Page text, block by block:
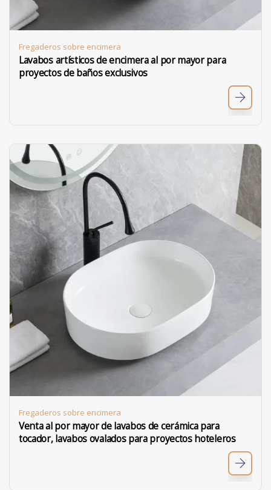
Fregaderos sobre encimera
Lavabos artísticos de encimera al por mayor para
proyectos de baños exclusivos
Fregaderos sobre encimera
Venta al por mayor de lavabos de cerámica para
tocador, lavabos ovalados para proyectos hoteleros